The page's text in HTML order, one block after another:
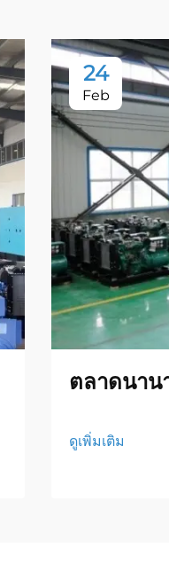
24
Feb
ตลาดนาน
ดูเพิ่มเติม